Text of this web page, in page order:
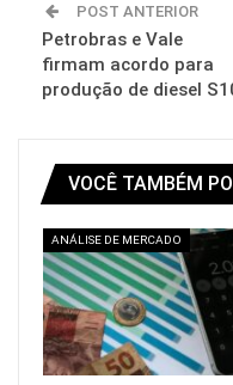
POST ANTERIOR
Petrobras e Vale
firmam acordo para
produção de diesel
VOCÊ TAMBÉM
ANÁLISE DE MERCADO